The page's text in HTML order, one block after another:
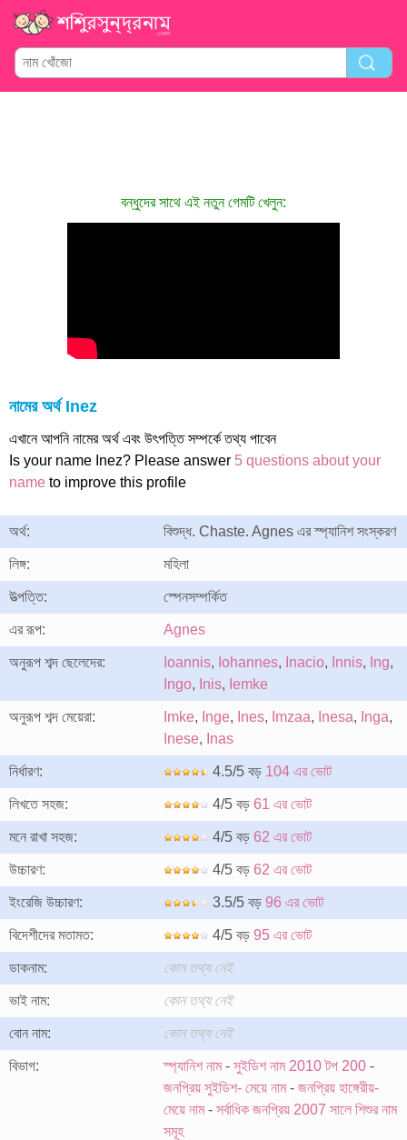
বন্ধুদের সাথে এই নতুন গেমটি খেলুন:
নামের অর্থ Inez
এখানে আপনি নামের অর্থ এবং উৎপত্তি সম্পর্কে তথ্য পাবেন
Is your name Inez? Please answer 5 questions about your
name to improve this profile
অর্থ: বিশুদ্ধ. Chaste. Agnes এর স্প্যানিশ সংস্করণ
লিঙ্গ: মহিলা
উত্পত্তি: স্পেনসম্পর্কিত
এর রূপ: Agnes
অনুরূপ শব্দ ছেলেদের: Ioannis, Iohannes, Inacio, Innis, Ing,
Ingo, Inis, Iemke
অনুরূপ শব্দ মেয়েরা: Imke, Inge, Ines, Imzaa, Inesa, Inga,
Inese, Inas
নির্ধারণ: 4.5/5 বড় 104 এর ভোট
লিখতে সহজ: 4/5 বড় 61 এর ভোট
মনে রাখা সহজ: 4/5 বড় 62 এর ভোট
উচ্চারণ: 4/5 বড় 62 এর ভোট
ইংরেজি উচ্চারণ: 3.5/5 বড় 96 এর ভোট
বিদেশীদের মতামত: 4/5 বড় 95 এর ভোট
ডাকনাম: কোন তথ্য নেই
ভাই নাম: কোন তথ্য নেই
বোন নাম: কোন তথ্য নেই
বিভাগ: স্প্যানিশ নাম- সুইডিশ নাম 2010 টপ 200 -
জনপ্রিয় সুইডিশ- মেয়ে নাম- জনপ্রিয় হাঙ্গেরীয়-
মেয়ে নাম- সর্বাধিক জনপ্রিয় 2007 সালে শিশুর নাম
সমূহ